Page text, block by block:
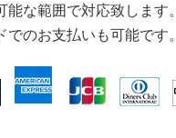
な範囲で対応致します。
でのお支払いも可能です。